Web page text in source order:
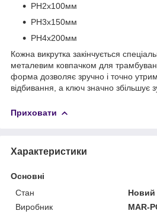
PH2x100мм
PH3x150мм
PH4x200мм
Кожна викрутка закінчується
металевим ковпачком для
форма дозволяє зручно і точно
відбивання, а ключ значно збільшує
Приховати
Характеристики
Основні
Стан
Новий
Виробник
MAR-